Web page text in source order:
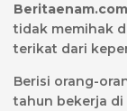
Beritaenam.com
tidak memihak
terikat dari
Berisi orang-
tahun bekerja